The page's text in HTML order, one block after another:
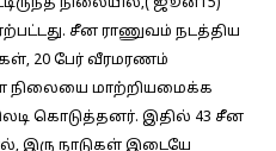
நிலையில்,( ஜூன்15)
சீன ராணுவம் நடத்திய
20 பேர் வீரமரணம்
மாற்றியமைக்க
கொடுத்தனர். இதில் 43 சீன
இரு நாடுகள் இடையே